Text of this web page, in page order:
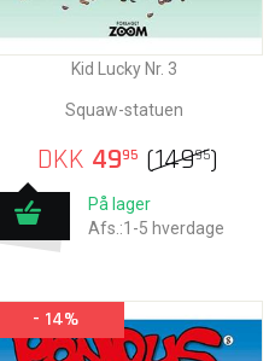
Kid Lucky Nr. 3
Squaw-statuen
DKK 4995 (14995)
På lager
Afs.:1-5 hverdage
- 14%